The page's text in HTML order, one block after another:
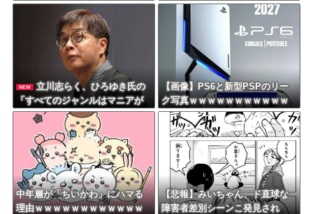
のが出てくる」「お通しカット
してもらえますかって言ったこ
だす
NEW
立川志らく、ひろゆき氏の
「すべてのジャンルはマニアが
つぶす」に完全同意「そういう
連中が落語をつぶす」
【画像】PS6と新型PSPのリー
ク写真ｗｗｗｗｗｗｗｗｗｗｗ
ｗｗｗｗｗｗｗｗ
中年層が「ちいかわ」にハマる
理由ｗｗｗｗｗｗｗｗｗｗｗｗ
【悲報】みいちゃん、ド直球な
障害者差別シーンこ発見され